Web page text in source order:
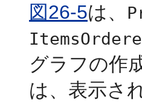
図26-5は、
グラフの作
は、表示さ